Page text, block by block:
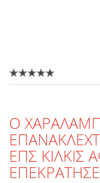
O
ΕΠΣ ΚΙΛΚΙΣ